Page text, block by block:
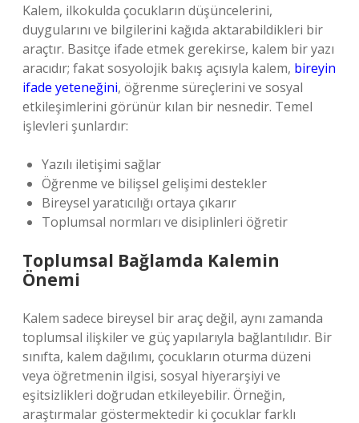
Kalem, ilkokulda çocukların düşüncelerini,
duygularını ve bilgilerini kağıda aktarabildikleri bir
araçtır. Basitçe ifade etmek gerekirse, kalem bir yazı
aracıdır; fakat sosyolojik bakış açısıyla kalem, bireyin
ifade yeteneğini, öğrenme süreçlerini ve sosyal
etkileşimlerini görünür kılan bir nesnedir. Temel
işlevleri şunlardır:
Yazılı iletişimi sağlar
Öğrenme ve bilişsel gelişimi destekler
Bireysel yaratıcılığı ortaya çıkarır
Toplumsal normları ve disiplinleri öğretir
Toplumsal Bağlamda Kalemin
Önemi
Kalem sadece bireysel bir araç değil, aynı zamanda
toplumsal ilişkiler ve güç yapılarıyla bağlantılıdır. Bir
sınıfta, kalem dağılımı, çocukların oturma düzeni
veya öğretmenin ilgisi, sosyal hiyerarşiyi ve
eşitsizlikleri doğrudan etkileyebilir. Örneğin,
araştırmalar göstermektedir ki çocuklar farklı